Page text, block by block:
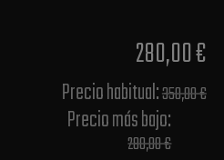
280,00 €
Precio habitual​:350,00 €
Precio más bajo​:
280,00 €